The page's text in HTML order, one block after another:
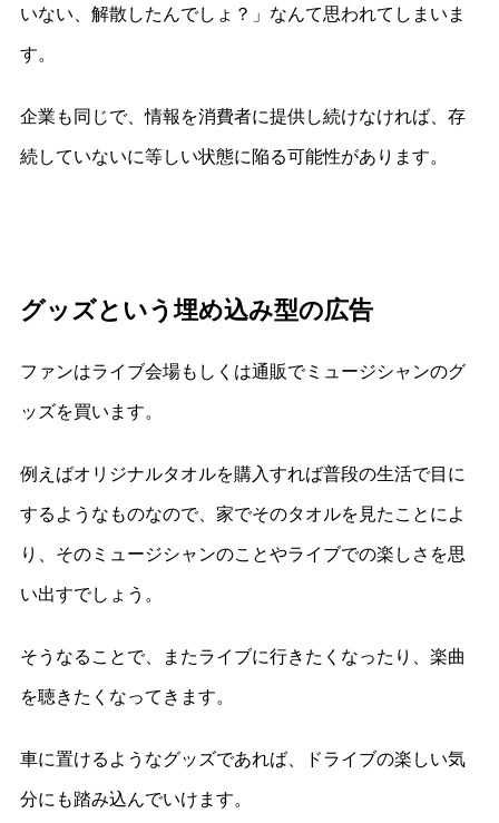
いない、解散したんでしょ？」なんて思われてしまいま
す。
企業も同じで、情報を消費者に提供し続けなければ、存
続していないに等しい状態に陥る可能性があります。
グッズという埋め込み型の広告
ファンはライブ会場もしくは通販でミュージシャンのグ
ッズを買います。
例えばオリジナルタオルを購入すれば普段の生活で目に
するようなものなので、家でそのタオルを見たことによ
り、そのミュージシャンのことやライブでの楽しさを思
い出すでしょう。
そうなることで、またライブに行きたくなったり、楽曲
を聴きたくなってきます。
車に置けるようなグッズであれば、ドライブの楽しい気
分にも踏み込んでいけます。